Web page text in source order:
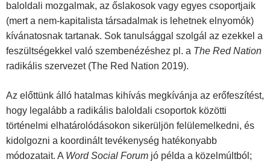
baloldali mozgalmak, az őslakosok vagy egyes csoportjaik
(mert a nem-kapitalista társadalmak is lehetnek elnyomók)
kívánatosnak tartanak. Sok tanulsággal szolgál az ezekkel a
feszültségekkel való szembenézéshez pl. a The Red Nation
radikális szervezet (The Red Nation 2019).
Az előttünk álló hatalmas kihívás megkívánja az erőfeszítést,
hogy legalább a radikális baloldali csoportok közötti
történelmi elhatárolódásokon sikerüljön felülemelkedni, és
kidolgozni a koordinált tevékenység hatékonyabb
módozatait. A Word Social Forum jó példa a közelmúltból;